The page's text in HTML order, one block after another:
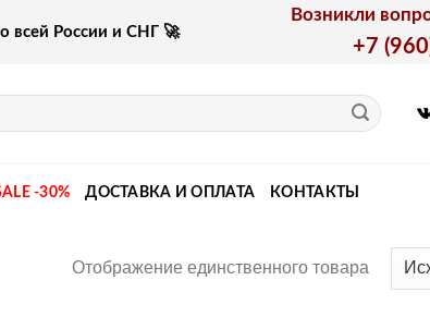
всей России и СНГ 🚀
Возникли
+7
-30% ДОСТАВКА И ОПЛАТА КОНТАКТЫ
Отображение единственного товара